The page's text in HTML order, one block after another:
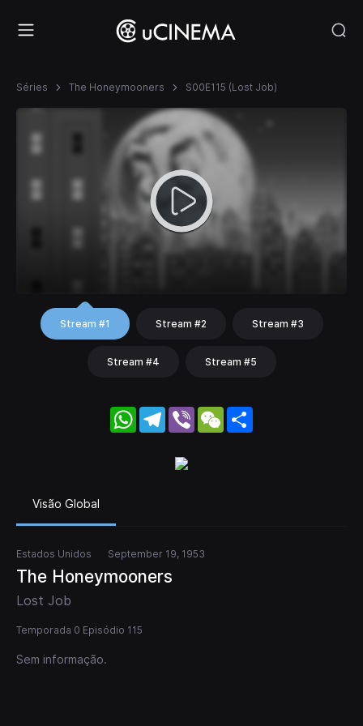
Séries The Honeymooners S00E115 (Lost Job)
Stream #1 Stream #2 Stream #3
Stream #4 Stream #5
WhatsApp
Telegram
Viber WeChat
Visão Global
Estados Unidos September 19, 1953
The Honeymooners
Lost Job
Temporada 0 Episódio 115
Sem informação.